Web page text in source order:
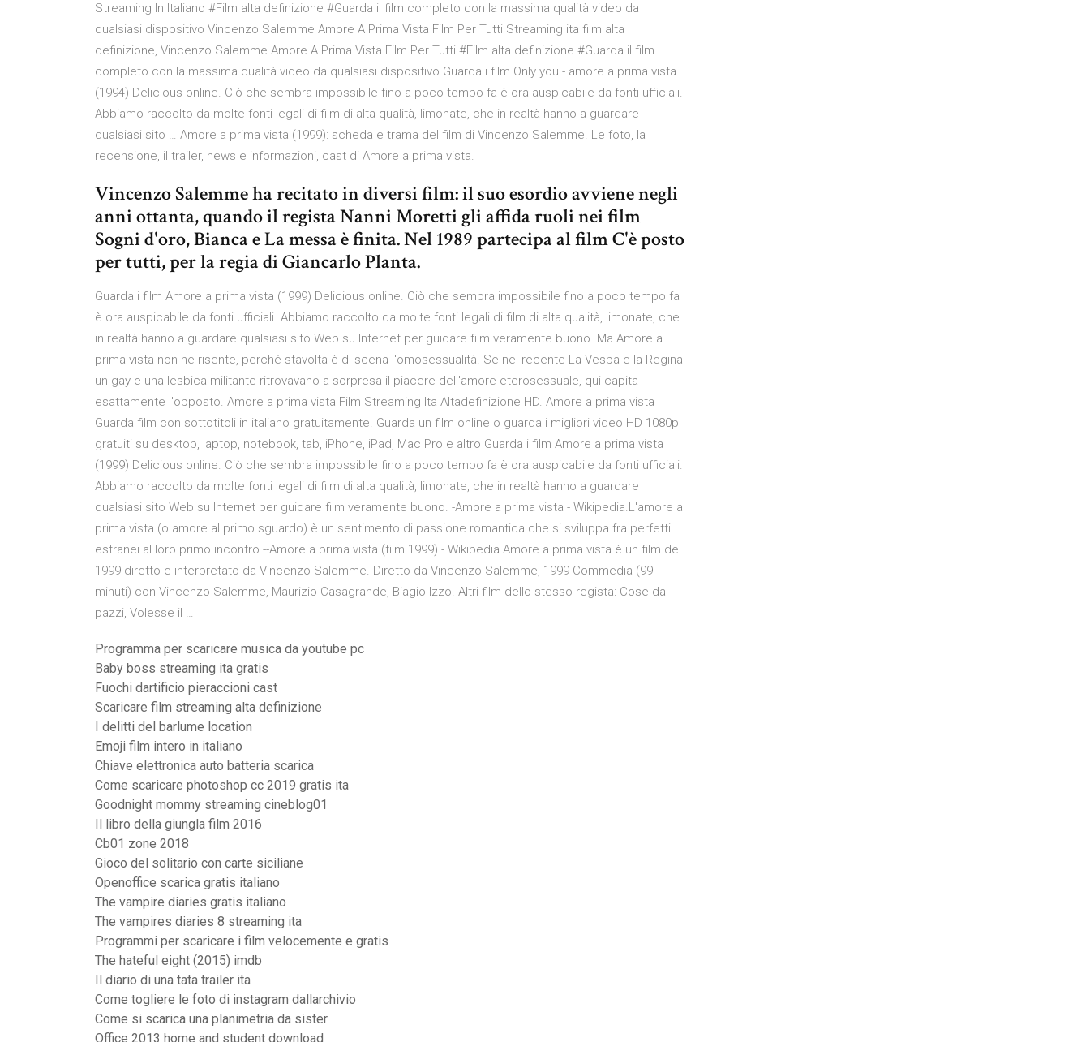
Streaming In Italiano #Film alta definizione #Guarda il film completo con la massima qualità video da
qualsiasi dispositivo Vincenzo Salemme Amore A Prima Vista Film Per Tutti Streaming ita film alta
definizione, Vincenzo Salemme Amore A Prima Vista Film Per Tutti #Film alta definizione #Guarda il film
completo con la massima qualità video da qualsiasi dispositivo Guarda i film Only you - amore a prima vista
(1994) Delicious online. Ciò che sembra impossibile fino a poco tempo fa è ora auspicabile da fonti ufficiali.
Abbiamo raccolto da molte fonti legali di film di alta qualità, limonate, che in realtà hanno a guardare
qualsiasi sito … Amore a prima vista (1999): scheda e trama del film di Vincenzo Salemme. Le foto, la
recensione, il trailer, news e informazioni, cast di Amore a prima vista.
Vincenzo Salemme ha recitato in diversi film: il suo esordio avviene negli
anni ottanta, quando il regista Nanni Moretti gli affida ruoli nei film
Sogni d'oro, Bianca e La messa è finita. Nel 1989 partecipa al film C'è posto
per tutti, per la regia di Giancarlo Planta.
Guarda i film Amore a prima vista (1999) Delicious online. Ciò che sembra impossibile fino a poco tempo fa
è ora auspicabile da fonti ufficiali. Abbiamo raccolto da molte fonti legali di film di alta qualità, limonate, che
in realtà hanno a guardare qualsiasi sito Web su Internet per guidare film veramente buono. Ma Amore a
prima vista non ne risente, perché stavolta è di scena l'omosessualità. Se nel recente La Vespa e la Regina
un gay e una lesbica militante ritrovavano a sorpresa il piacere dell'amore eterosessuale, qui capita
esattamente l'opposto. Amore a prima vista Film Streaming Ita Altadefinizione HD. Amore a prima vista
Guarda film con sottotitoli in italiano gratuitamente. Guarda un film online o guarda i migliori video HD 1080p
gratuiti su desktop, laptop, notebook, tab, iPhone, iPad, Mac Pro e altro Guarda i film Amore a prima vista
(1999) Delicious online. Ciò che sembra impossibile fino a poco tempo fa è ora auspicabile da fonti ufficiali.
Abbiamo raccolto da molte fonti legali di film di alta qualità, limonate, che in realtà hanno a guardare
qualsiasi sito Web su Internet per guidare film veramente buono. -Amore a prima vista - Wikipedia.L'amore a
prima vista (o amore al primo sguardo) è un sentimento di passione romantica che si sviluppa fra perfetti
estranei al loro primo incontro.--Amore a prima vista (film 1999) - Wikipedia.Amore a prima vista è un film del
1999 diretto e interpretato da Vincenzo Salemme. Diretto da Vincenzo Salemme, 1999 Commedia (99
minuti) con Vincenzo Salemme, Maurizio Casagrande, Biagio Izzo. Altri film dello stesso regista: Cose da
pazzi, Volesse il …
Programma per scaricare musica da youtube pc
Baby boss streaming ita gratis
Fuochi dartificio pieraccioni cast
Scaricare film streaming alta definizione
I delitti del barlume location
Emoji film intero in italiano
Chiave elettronica auto batteria scarica
Come scaricare photoshop cc 2019 gratis ita
Goodnight mommy streaming cineblog01
Il libro della giungla film 2016
Cb01 zone 2018
Gioco del solitario con carte siciliane
Openoffice scarica gratis italiano
The vampire diaries gratis italiano
The vampires diaries 8 streaming ita
Programmi per scaricare i film velocemente e gratis
The hateful eight (2015) imdb
Il diario di una tata trailer ita
Come togliere le foto di instagram dallarchivio
Come si scarica una planimetria da sister
Office 2013 home and student download